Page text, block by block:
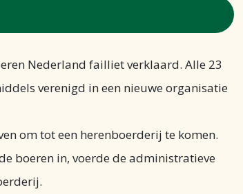
Nederland failliet verklaard. Alle 23
verenigd in een nieuwe organisatie
om tot een herenboerderij te komen.
boeren in, voerde de administratieve